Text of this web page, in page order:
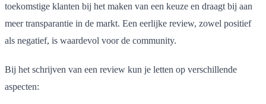
toekomstige klanten bij het maken van een keuze en draagt bij aan
meer transparantie in de markt. Een eerlijke review, zowel positief
als negatief, is waardevol voor de community.
Bij het schrijven van een review kun je letten op verschillende
aspecten: